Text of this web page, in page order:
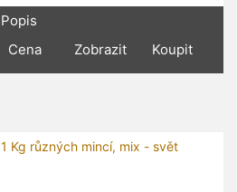
Popis
Cena Zobrazit Koupit
1 Kg různých mincí, mix - svět